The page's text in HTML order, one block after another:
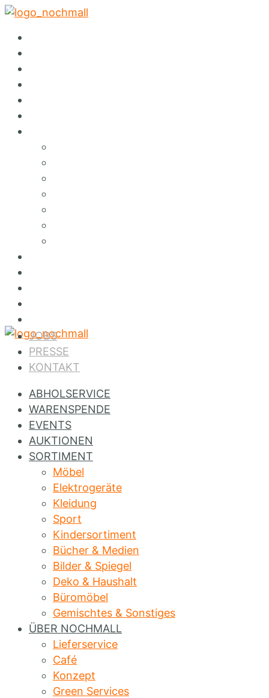
✕
JOBS
PRESSE
KONTAKT
ABHOLSERVICE
WARENSPENDE
EVENTS
AUKTIONEN
SORTIMENT
Möbel
Elektrogeräte
Kleidung
Sport
Kindersortiment
Bücher & Medien
Bilder & Spiegel
Deko & Haushalt
Büromöbel
Gemischtes & Sonstiges
ÜBER NOCHMALL
Lieferservice
Café
Konzept
Green Services